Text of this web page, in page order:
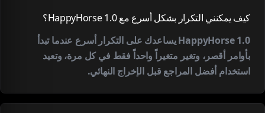
كيف يمكنني التكرار بشكل أسرع مع HappyHorse 1.0؟
HappyHorse 1.0 يساعدك على التكرار أسرع عندما تبدأ
بأوامر أقصر، وتغير متغيراً واحداً فقط في كل مرة، وتعيد
استخدام أفضل المراجع قبل الإخراج النهائي.